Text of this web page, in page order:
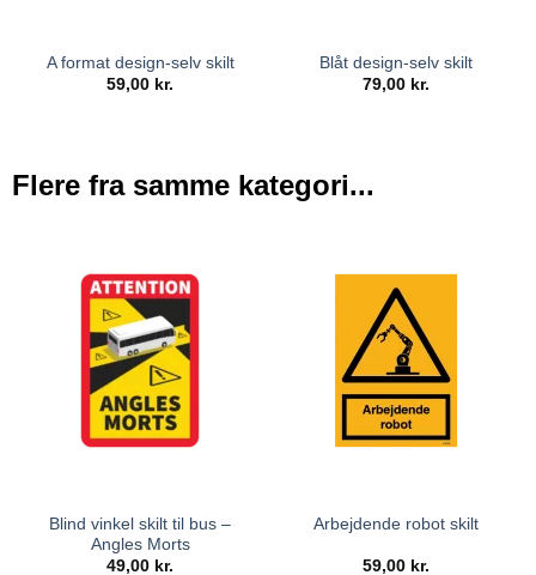
A format design-selv skilt
59,00 kr.
Blåt design-selv skilt
79,00 kr.
Flere fra samme kategori...
Blind vinkel skilt til bus –
Angles Morts
49,00 kr.
Arbejdende robot skilt
59,00 kr.